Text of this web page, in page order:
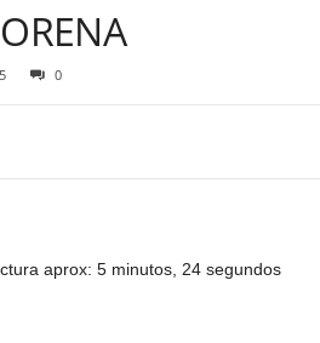
0
aprox: 5 minutos, 24 segundos